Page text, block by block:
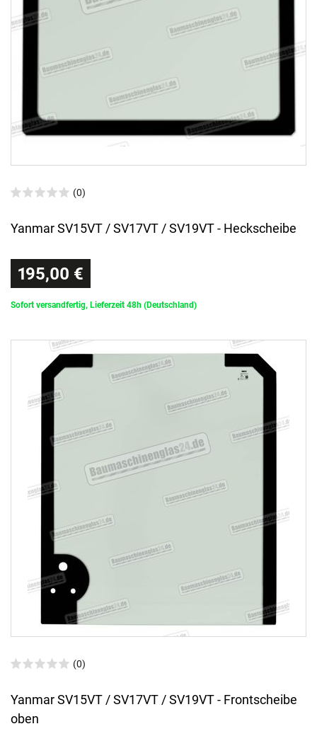
(0)
Yanmar SV15VT / SV17VT / SV19VT - Heckscheibe
195,00 €
Sofort versandfertig, Lieferzeit 48h (Deutschland)
(0)
Yanmar SV15VT / SV17VT / SV19VT - Frontscheibe
oben